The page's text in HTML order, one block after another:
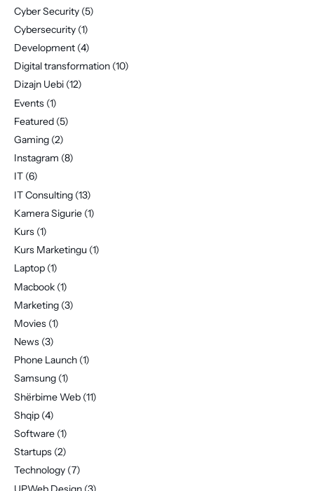
Cyber Security (5)
Cybersecurity (1)
Development (4)
Digital transformation (10)
Dizajn Uebi (12)
Events (1)
Featured (5)
Gaming (2)
Instagram (8)
IT (6)
IT Consulting (13)
Kamera Sigurie (1)
Kurs (1)
Kurs Marketingu (1)
Laptop (1)
Macbook (1)
Marketing (3)
Movies (1)
News (3)
Phone Launch (1)
Samsung (1)
Shërbime Web (11)
Shqip (4)
Software (1)
Startups (2)
Technology (7)